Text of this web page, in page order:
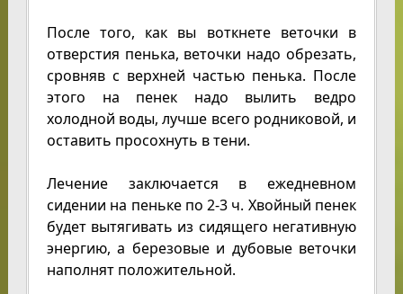
После того, как вы воткнете веточки в
отверстия пенька, веточки надо обрезать,
сровняв с верхней частью пенька. После
этого на пенек надо вылить ведро
холодной воды, лучше всего родниковой, и
оставить просохнуть в тени.
Лечение заключается в ежедневном
сидении на пеньке по 2-3 ч. Хвойный пенек
будет вытягивать из сидящего негативную
энергию, а березовые и дубовые веточки
наполнят положительной.